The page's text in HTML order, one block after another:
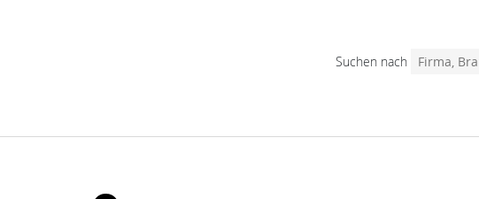
Suchen nach